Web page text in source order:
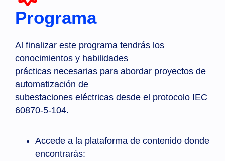
Programa
Al finalizar este programa tendrás los
conocimientos y habilidades
prácticas necesarias para abordar proyectos de
automatización de
subestaciones eléctricas desde el protocolo IEC
60870-5-104.
Accede a la plataforma de contenido donde
encontrarás: